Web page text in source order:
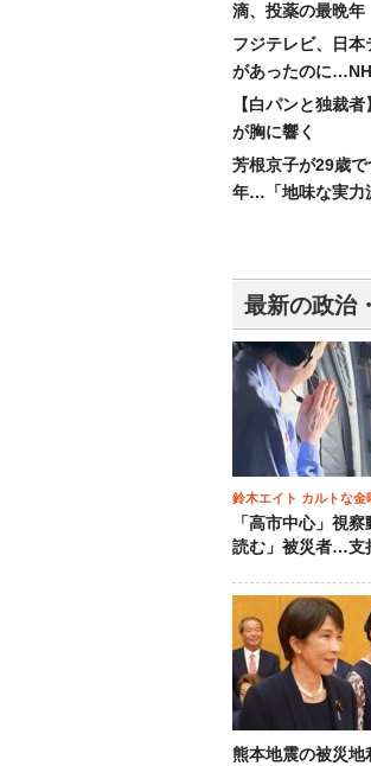
滴、投薬の最晩年
フジテレビ、日
があったのに
【白パンと独裁
が胸に響く
芳根京子が29歳
年…「地味な実力
最新の政治
鈴木エイト カルトな金
「高市中心」視
読む」被災者…支
熊本地震の被災